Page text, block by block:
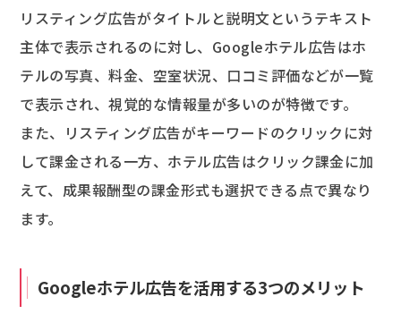
リスティング広告がタイトルと説明文というテキスト
主体で表示されるのに対し、Googleホテル広告はホ
テルの写真、料金、空室状況、口コミ評価などが一覧
で表示され、視覚的な情報量が多いのが特徴です。
また、リスティング広告がキーワードのクリックに対
して課金される一方、ホテル広告はクリック課金に加
えて、成果報酬型の課金形式も選択できる点で異なり
ます。
Googleホテル広告を活用する3つのメリット